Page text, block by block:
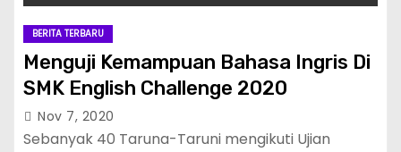
BERITA TERBARU
Menguji Kemampuan Bahasa Ingris Di
SMK English Challenge 2020
Nov 7, 2020
Sebanyak 40 Taruna-Taruni mengikuti Ujian